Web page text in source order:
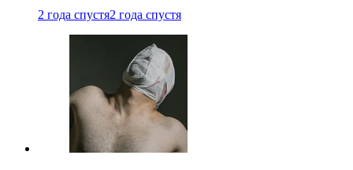
2 года спустя2 года спустя